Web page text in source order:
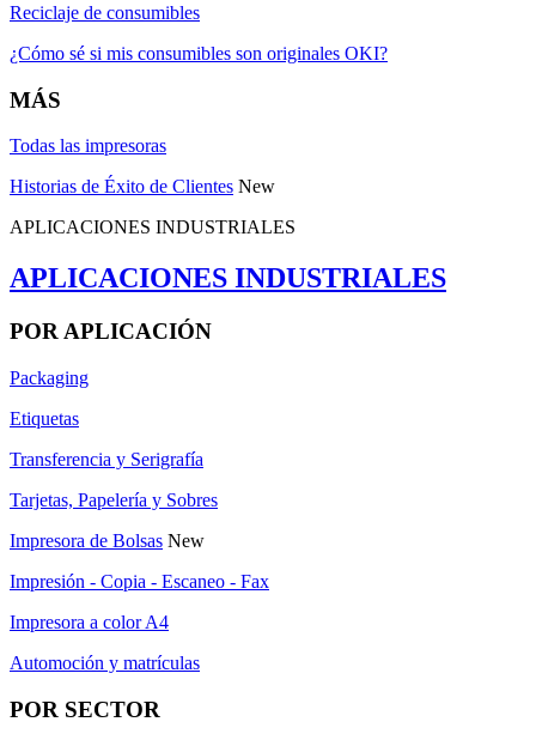
Reciclaje de consumibles
¿Cómo sé si mis consumibles son originales OKI?
MÁS
Todas las impresoras
Historias de Éxito de Clientes New
APLICACIONES INDUSTRIALES
APLICACIONES INDUSTRIALES
POR APLICACIÓN
Packaging
Etiquetas
Transferencia y Serigrafía
Tarjetas, Papelería y Sobres
Impresora de Bolsas New
Impresión - Copia - Escaneo - Fax
Impresora a color A4
Automoción y matrículas
POR SECTOR